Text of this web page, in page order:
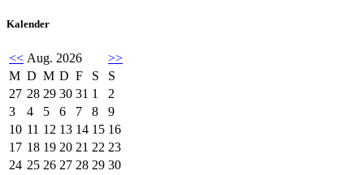
Kalender
<< Aug. 2026
>>
M D M D F S
S
27 28 29 30 31 1
2
3
4 5 6 7 8
9
10 11 12 13 14 15 16
17 18 19 20 21 22 23
24 25 26 27 28 29 30